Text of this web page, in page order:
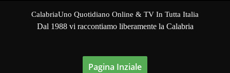
CalabriaUno Quotidiano Online & TV In Tutta Italia
Dal 1988 vi raccontiamo liberamente la Calabria
Pagina Inziale